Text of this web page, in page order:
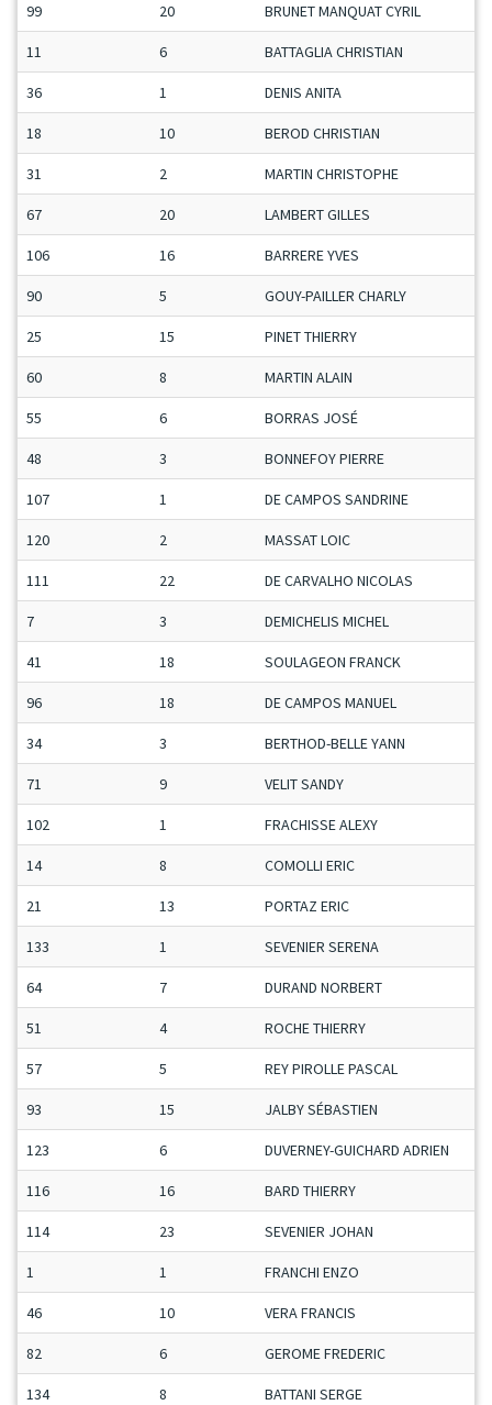
99 20 BRUNET MANQUAT CYRIL
11 6 BATTAGLIA CHRISTIAN
36 1 DENIS ANITA
18 10 BEROD CHRISTIAN
31 2 MARTIN CHRISTOPHE
67 20 LAMBERT GILLES
106 16 BARRERE YVES
90 5 GOUY-PAILLER CHARLY
25 15 PINET THIERRY
60 8 MARTIN ALAIN
55 6 BORRAS JOSÉ
48 3 BONNEFOY PIERRE
107 1 DE CAMPOS SANDRINE
120 2 MASSAT LOIC
111 22 DE CARVALHO NICOLAS
7 3 DEMICHELIS MICHEL
41 18 SOULAGEON FRANCK
96 18 DE CAMPOS MANUEL
34 3 BERTHOD-BELLE YANN
71 9 VELIT SANDY
102 1 FRACHISSE ALEXY
14 8 COMOLLI ERIC
21 13 PORTAZ ERIC
133 1 SEVENIER SERENA
64 7 DURAND NORBERT
51 4 ROCHE THIERRY
57 5 REY PIROLLE PASCAL
93 15 JALBY SÉBASTIEN
123 6 DUVERNEY-GUICHARD ADRIEN
116 16 BARD THIERRY
114 23 SEVENIER JOHAN
1 1 FRANCHI ENZO
46 10 VERA FRANCIS
82 6 GEROME FREDERIC
134 8 BATTANI SERGE